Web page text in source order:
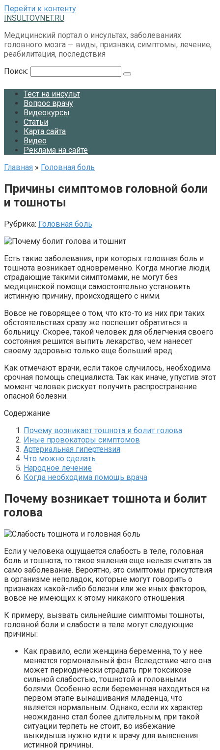
Перейти к контенту
INSULTOVNET.RU
Медицинский портал о инсультах, заболеваниях
головного мозга — виды, признаки, симптомы, лечение,
реабилитация, последствия
Поиск:
Тест на инсульт
Вопрос врачу
Видеокурсы
Статьи
Карта сайта
Видео
Реклама на сайте
Главная » Головная боль
Причины симптомов головной боли
и тошноты
Рубрика: Головная боль
Есть такие заболевания, при которых головная боль и
тошнота возникает одновременно. Когда многие люди,
страдающие такими симптомами, не могут без
медицинской помощи самостоятельно установить
истинную причину, происходящего с ними.
Вовсе не говорящее о том, что кто-то из них при таких
обстоятельствах сразу же поспешит обратиться в
больницу. Скорее, такой человек для облегчения своего
состояния решится выпить лекарство, чем нанесет
своему здоровью только еще больший вред.
Как отмечают врачи, если такое случилось, необходима
срочная помощь специалиста. Так как иначе, упустив этот
момент человек рискует получить распространение
опасной болезни.
Содержание
Почему возникает тошнота и болит голова
Иные провокаторы симптомов
Артериальная гипертензия
Что можно сделать
Народное лечение
Когда необходима помощь врача
Почему возникает тошнота и болит
голова
Если у человека ощущается слабость в теле, головная
боль и тошнота, то такое явления еще нельзя считать за
само заболевание. Вероятно, это симптомы присутствия
в организме неполадок, которые могут говорить о
признаках какой-либо болезни или же иных факторов,
вовсе не имеющих к этому никакого отношения.
К примеру, вызвать сильнейшие симптомы тошноты,
головной боли и слабости в теле могут следующие
причины:
Как правило, если женщина беременна, то у нее
меняется гормональный фон. Вследствие чего она
может периодически страдать при токсикозе
сильной слабостью, тошнотой и головными
болями. Особенно если беременная находиться на
первом этапе вынашивания младенца, что
является нормальным. Однако, если их характер
неожиданно стал более длительным, при такой
ситуации терпеть не стоит, во избежание
выкидыша нужно идти к врачу для выяснения
истинной причины.